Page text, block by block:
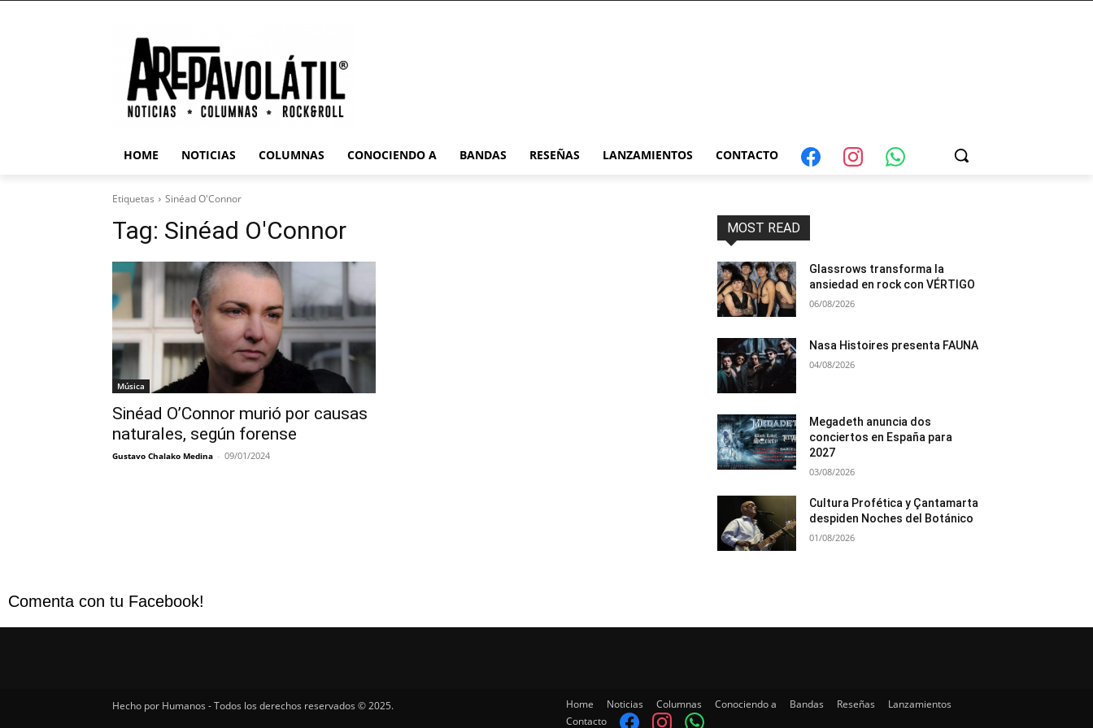
HOME NOTICIAS COLUMNAS CONOCIENDO A BANDAS RESEÑAS LANZAMIENTOS CONTACTO
Etiquetas Sinéad O'Connor
Tag: Sinéad O'Connor
Música
Sinéad O’Connor murió por causas
naturales, según forense
Gustavo Chalako Medina - 09/01/2024
MOST READ
Glassrows transforma la
ansiedad en rock con VÉRTIGO
06/08/2026
Nasa Histoires presenta FAUNA
04/08/2026
Megadeth anuncia dos
conciertos en España para
2027
03/08/2026
Cultura Profética y Çantamarta
despiden Noches del Botánico
01/08/2026
Comenta con tu Facebook!
Hecho por Humanos - Todos los derechos reservados © 2025. Home Noticias Columnas Conociendo a Bandas Reseñas
Lanzamientos
Contacto